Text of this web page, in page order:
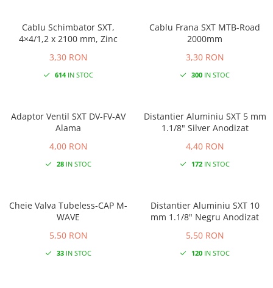
Cablu Schimbator SXT,
4×4/1,2 x 2100 mm, Zinc
3,30 RON
614IN STOC
Cablu Frana SXT MTB-Road
2000mm
3,30 RON
300IN STOC
Adaptor Ventil SXT DV-FV-AV
Alama
4,00 RON
28IN STOC
Distantier Aluminiu SXT 5 mm
1.1/8" Silver Anodizat
4,40 RON
172IN STOC
Cheie Valva Tubeless-CAP M-
WAVE
5,50 RON
33IN STOC
Distantier Aluminiu SXT 10
mm 1.1/8" Negru Anodizat
5,50 RON
120IN STOC